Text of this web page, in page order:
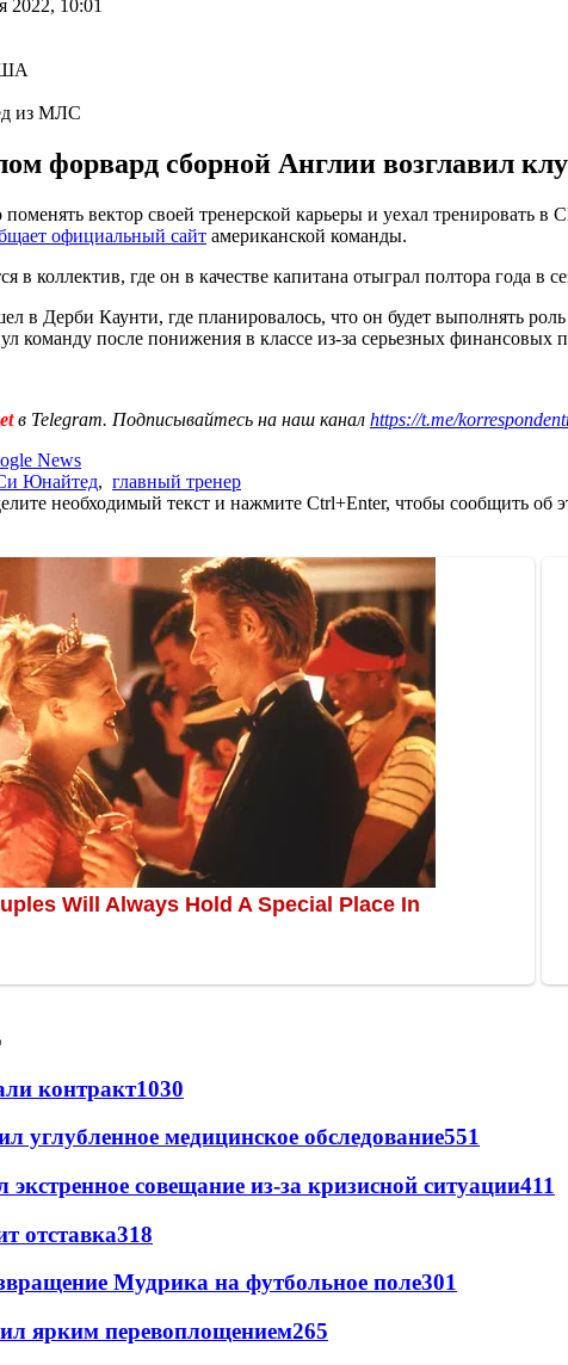
2022, 10:01
из МЛС
форвард сборной Англии возглавил
вектор своей тренерской карьеры и уехал
официальный сайт американской команды.
в коллектив, где он в качестве капитана отыграл полтора года в
в Дерби Каунти, где планировалось, что он будет выполнять
команду после понижения в классе из-за серьезных финансовых
в Telegram. Подписывайтесь на наш канал https://t.me/
News
Юнайтед, главный тренер
необходимый текст и нажмите Ctrl+Enter, чтобы сообщить об
контракт1030
углубленное медицинское обследование551
совещание из-за кризисной ситуации411
отставка318
Мудрика на футбольное поле301
ярким перевоплощением265